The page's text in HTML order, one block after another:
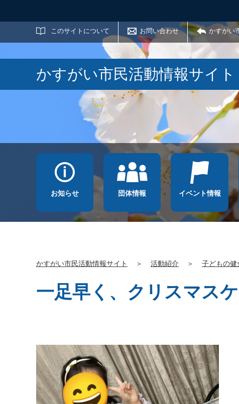
このサイトについて お問い合わせ かすがい
サイト内検索
かすがい市民活動情報サイト
お知らせ 団体情報 イベント情報
かすがい市民活動情報サイト ＞ 活動紹介 ＞ 子どもの健
一足早く、クリスマス